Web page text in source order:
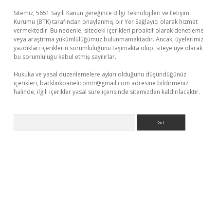
Sitemiz, 5651 Sayılı Kanun gereğince Bilgi Teknolojileri ve İletişim
Kurumu (BTK) tarafından onaylanmış bir Yer Sağlayıcı olarak hizmet
vermektedir. Bu nedenle, sitedeki içerikleri proaktif olarak denetleme
veya araştırma yükümlülüğümüz bulunmamaktadır. Ancak, üyelerimiz
yazdıkları içeriklerin sorumluluğunu taşımakta olup, siteye üye olarak
bu sorumluluğu kabul etmiş sayılırlar.
Hukuka ve yasal düzenlemelere aykırı olduğunu düşündüğünüz
içerikleri, backlinkpanelicomtr@gmail.com adresine bildirmeniz
halinde, ilgili içerikler yasal süre içerisinde sitemizden kaldırılacaktır.